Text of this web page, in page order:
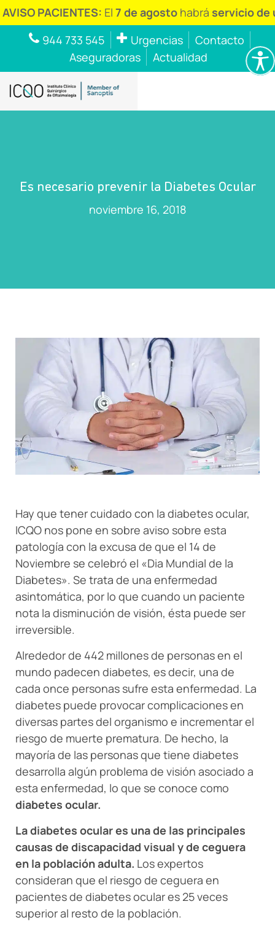
PACIENTES:El7 de agostohabráservicio de
944 733 545
Urgencias
Contacto
Aseguradoras
Actualidad
Es necesario prevenir la Diabetes Ocular
noviembre 16, 2018
Hay que tener cuidado con la diabetes ocular,
ICQO nos pone en sobre aviso sobre esta
patología con la excusa de que el 14 de
Noviembre se celebró el «Dia Mundial de la
Diabetes». Se trata de una enfermedad
asintomática, por lo que cuando un paciente
nota la disminución de visión, ésta puede ser
irreversible.
Alrededor de 442 millones de personas en el
mundo padecen diabetes, es decir, una de
cada once personas sufre esta enfermedad. La
diabetes puede provocar complicaciones en
diversas partes del organismo e incrementar el
riesgo de muerte prematura. De hecho, la
mayoría de las personas que tiene diabetes
desarrolla algún problema de visión asociado a
esta enfermedad, lo que se conoce como
diabetes ocular.
La diabetes ocular es una de las principales
causas de discapacidad visual y de ceguera
en la población adulta. Los expertos
consideran que el riesgo de ceguera en
pacientes de diabetes ocular es 25 veces
superior al resto de la población.